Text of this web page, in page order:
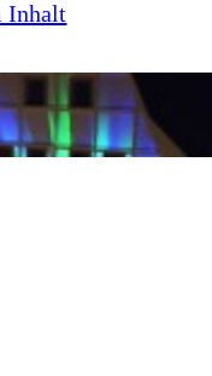
Inhalt